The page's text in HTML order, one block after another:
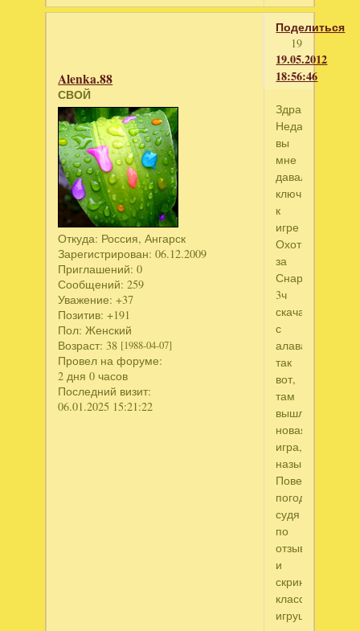
Поделиться
19
19.05.2012
18:56:46
Alenka.88
СВОЙ
Откуда: Россия, Ангарск
Зарегистрирован: 06.12.2009
Приглашений: 0
Сообщений: 259
Уважение: +37
Позитив: +191
Пол: Женский
Возраст: 38 [1988-04-07]
Провел на форуме:
2 дня 0 часов
Последний визит:
06.01.2025 15:21:22
Здравствуйте!!!
Недавно
вы
мне
давали
ключ
к
игре
Охотники
за
Снарком
3ч
скачанную
с
алавара.
так
вот,
там
вышла
новая
игра,
называется
Повелитель
погоды,
судя
по
отзывам
и
скринам
классная
игрушка!